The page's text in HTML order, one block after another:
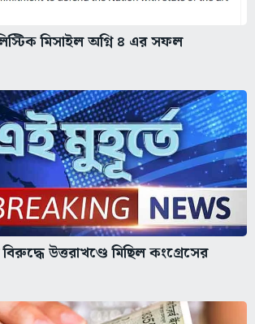
মিসাইল অগ্নি ৪ এর সফল
উত্তরাখণ্ডে মিছিল কংগ্রেসের